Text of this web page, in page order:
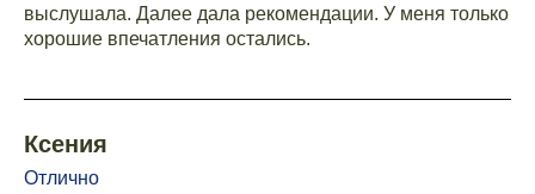
выслушала. Далее дала рекомендации. У меня только
хорошие впечатления остались.
Ксения
Отлично